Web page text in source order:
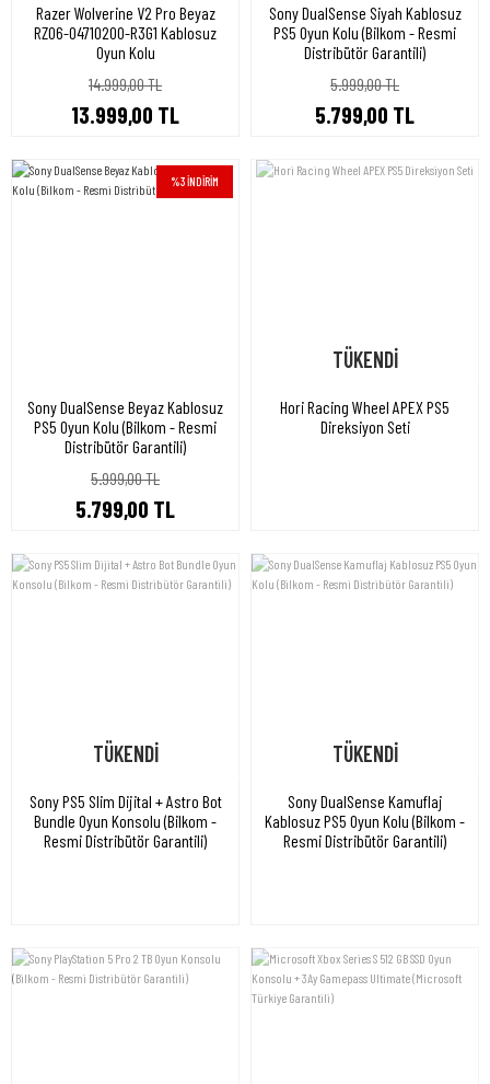
Razer Wolverine V2 Pro Beyaz
RZ06-04710200-R3G1 Kablosuz
Oyun Kolu
14.999,00 TL
13.999,00 TL
Sony DualSense Siyah Kablosuz
PS5 Oyun Kolu (Bilkom - Resmi
Distribütör Garantili)
5.999,00 TL
5.799,00 TL
%3 İNDİRİM
Sony DualSense Beyaz Kablosuz
PS5 Oyun Kolu (Bilkom - Resmi
Distribütör Garantili)
5.999,00 TL
5.799,00 TL
TÜKENDİ
Hori Racing Wheel APEX PS5
Direksiyon Seti
TÜKENDİ
Sony PS5 Slim Dijital + Astro Bot
Bundle Oyun Konsolu (Bilkom -
Resmi Distribütör Garantili)
TÜKENDİ
Sony DualSense Kamuflaj
Kablosuz PS5 Oyun Kolu (Bilkom -
Resmi Distribütör Garantili)